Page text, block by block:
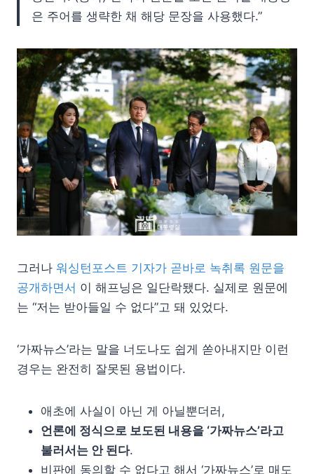
은 주어를 생략한 채 해당 문장을 사용했다.”
그러나 워싱턴포스트 기자가 곧바로 녹취록 원문을
공개하면서 이 해프닝은 일단락됐다. 실제로 원문에
는 “저는 받아들일 수 없다”고 돼 있었다.
‘가짜뉴스’라는 말을 너도나도 쉽게 쏟아내지만 이런
경우는 완전히 잘못된 용법이다.
애초에 사실이 아닌 게 아닐뿐더러,
언론에 정식으로 보도된 내용을 ‘가짜뉴스’라고
불러서는 안 된다.
비판에 동의할 수 없다고 해서 ‘가짜뉴스’로 매도